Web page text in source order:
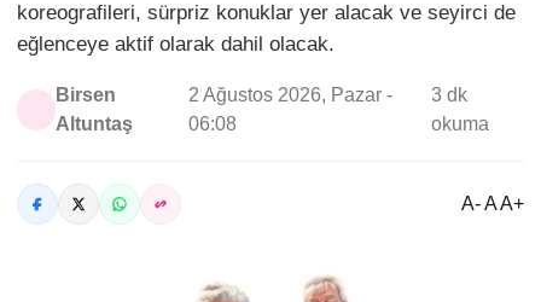
koreografileri, sürpriz konuklar yer alacak ve seyirci de
eğlenceye aktif olarak dahil olacak.
Birsen
Altuntaş
2 Ağustos 2026, Pazar -
06:08
3 dk
okuma
A- A A+